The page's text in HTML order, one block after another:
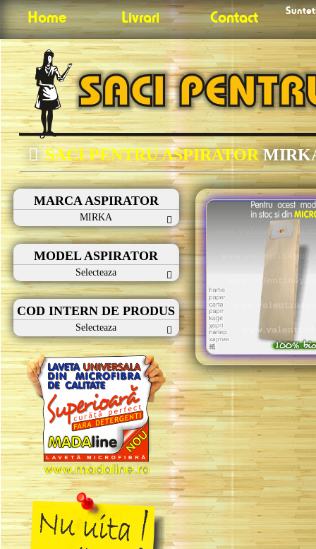
Home Livrari Contact
SACI PENTRU ASPIRATOR
MARCA ASPIRATOR
MIRKA
MODEL ASPIRATOR
Selecteaza
COD INTERN DE PRODUS
Selecteaza